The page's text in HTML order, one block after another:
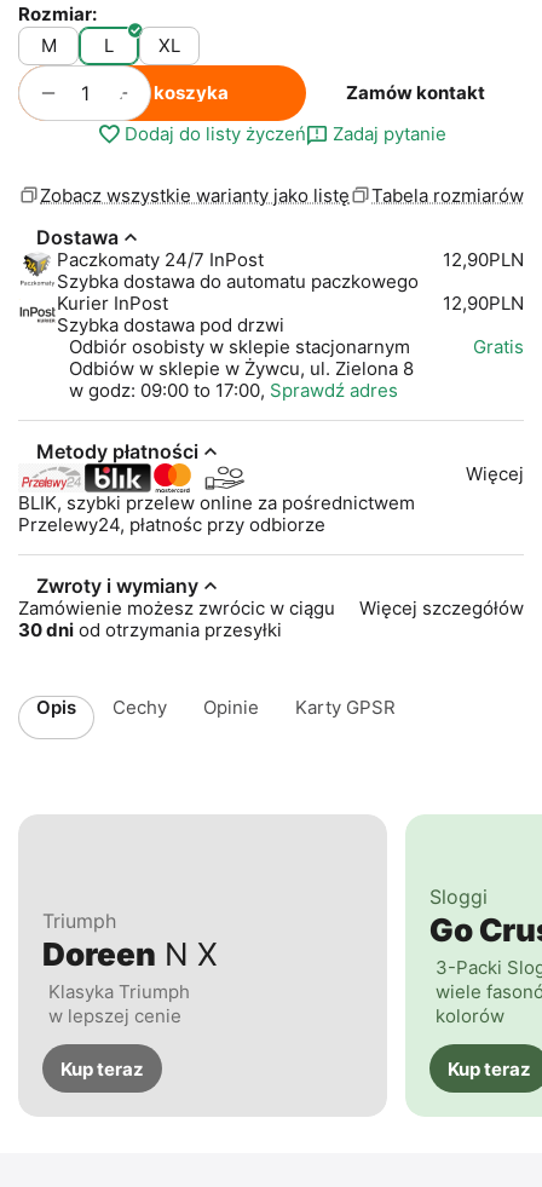
Rozmiar:
M
L XL
+
− Do koszyka
Zamów kontakt
Dodaj do listy życzeń
Zadaj pytanie
Zobacz wszystkie warianty jako listę Tabela rozmiarów
Dostawa
Paczkomaty 24/7 InPost
Szybka dostawa do automatu paczkowego
12,90PLN
Kurier InPost
Szybka dostawa pod drzwi
12,90PLN
Odbiór osobisty w sklepie stacjonarnym
Odbiów w sklepie w Żywcu, ul. Zielona 8
w godz: 09:00 to 17:00, Sprawdź adres
Gratis
Metody płatności
BLIK, szybki przelew online za pośrednictwem
Przelewy24, płatnośc przy odbiorze
Więcej
Zwroty i wymiany
Zamówienie możesz zwrócic w ciągu
30 dni od otrzymania przesyłki
Więcej szczegółów
Opis Cechy Opinie Karty GPSR
Triumph
Doreen N X
Klasyka Triumph
w lepszej cenie
Kup teraz
Sloggi
Go
3-Packi
wiele
kolorów
Kup teraz